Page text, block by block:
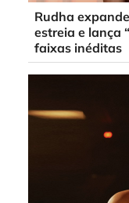
Rudha
estreia e lança
faixas inéditas